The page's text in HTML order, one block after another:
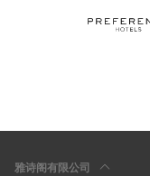
雅诗阁有限公司